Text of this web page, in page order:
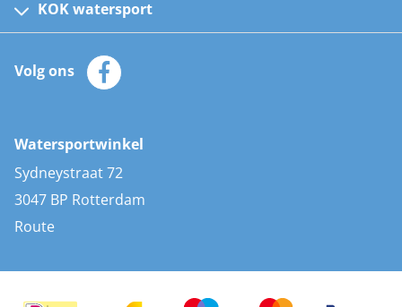
Kinder reddingsvesten
Automatische reddingsvesten
Zeilkleding
Zonnepanelen
AIS transponders
Stootwillen en fenders
Bootkussens
Zwemtrappen
KOK watersport
Klantenservice
Merken
Volg ons
Watersportwinkel
Sydneystraat 72
3047 BP Rotterdam
Route